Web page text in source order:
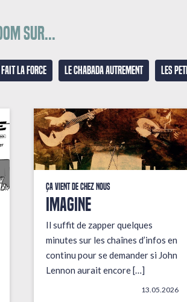
sur...
fait la force Le Chabada autrement Les
Ça vient de chez nous
IMAGINE
Il suffit de zapper quelques
minutes sur les chaînes d’infos en
continu pour se demander si John
Lennon aurait encore […]
13.05.2026